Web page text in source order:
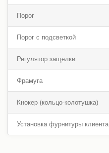
Порог
Порог с подсветкой
Регулятор защелки
Фрамуга
Кнокер (кольцо-колотушка)
Установка фурнитуры клиента